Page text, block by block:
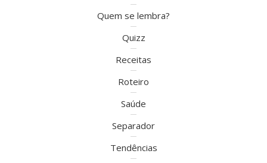
Quem se lembra?
Quizz
Receitas
Roteiro
Saúde
Separador
Tendências